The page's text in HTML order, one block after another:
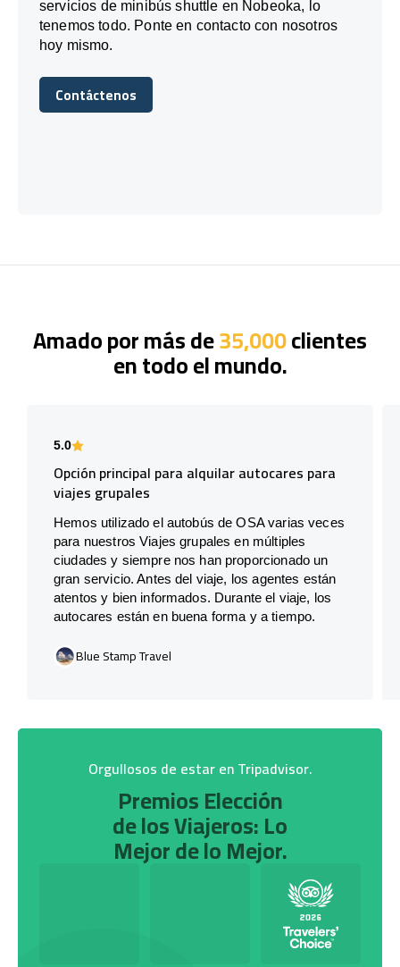
servicios de minibús shuttle en Nobeoka, lo
tenemos todo. Ponte en contacto con nosotros
hoy mismo.
Contáctenos
Contáctenos
Amado por más de35,000clientes
en todo el mundo.
5.0
Opción principal para alquilar autocares para
viajes grupales
Hemos utilizado el autobús de OSA varias veces
para nuestros Viajes grupales en múltiples
ciudades y siempre nos han proporcionado un
gran servicio. Antes del viaje, los agentes están
atentos y bien informados. Durante el viaje, los
autocares están en buena forma y a tiempo.
Blue Stamp Travel
Orgullosos de estar en Tripadvisor.
Premios Elección
de los Viajeros: Lo
Mejor de lo Mejor.